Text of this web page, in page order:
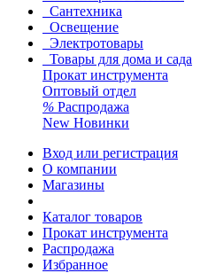
Сантехника
Освещение
Электротовары
Товары для дома и сада
Прокат инструмента
Оптовый отдел
% Распродажа
New Новинки
Вход или регистрация
О компании
Магазины
Каталог товаров
Прокат инструмента
Распродажа
Избранное